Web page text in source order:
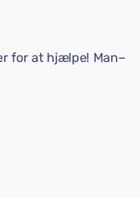
for at hjælpe! Man–